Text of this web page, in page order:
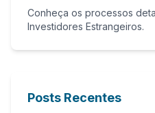
Conheça os processos
Investidores Estrangeiros.
Posts Recentes